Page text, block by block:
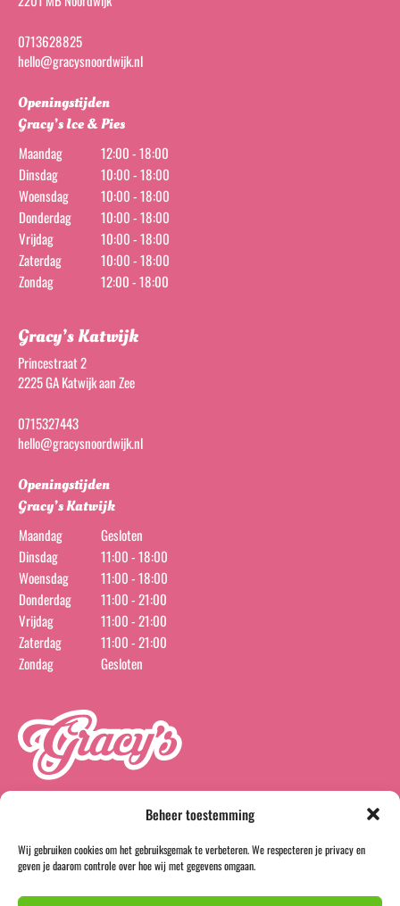
Beheer toestemming
Wij gebruiken cookies om het gebruiksgemak te verbeteren. We respecteren je privacy en
geven je daarom controle over hoe wij met gegevens omgaan.
0713628825
hello@gracysnoordwijk.nl
Openingstijden
Gracy’s Ice & Pies
Maandag
12:00 - 18:00
Dinsdag
10:00 - 18:00
Woensdag
10:00 - 18:00
Donderdag
10:00 - 18:00
Vrijdag
10:00 - 18:00
Zaterdag
10:00 - 18:00
Zondag
12:00 - 18:00
Gracy’s Katwijk
Princestraat 2
2225 GA Katwijk aan Zee
0715327443
hello@gracysnoordwijk.nl
Openingstijden
Gracy’s Katwijk
Maandag
Gesloten
Dinsdag
11:00 - 18:00
Woensdag
11:00 - 18:00
Donderdag
11:00 - 21:00
Vrijdag
11:00 - 21:00
Zaterdag
11:00 - 21:00
Zondag
Gesloten
instagramfacebook